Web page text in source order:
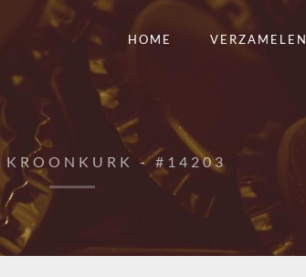
HOME VERZAMELEN
KROONKURK - #14203